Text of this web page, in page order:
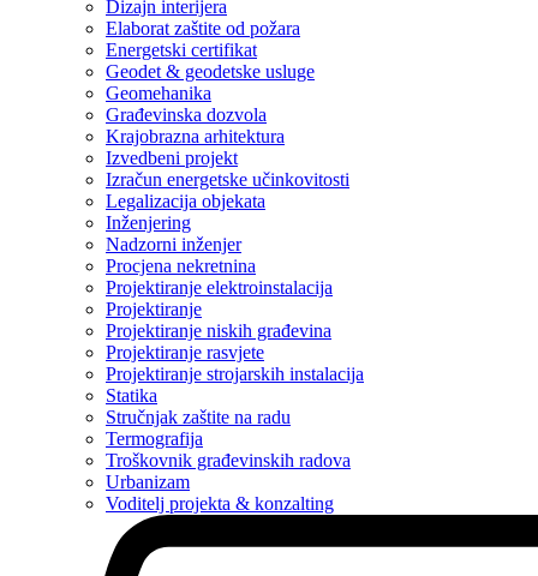
Dizajn interijera
Elaborat zaštite od požara
Energetski certifikat
Geodet & geodetske usluge
Geomehanika
Građevinska dozvola
Krajobrazna arhitektura
Izvedbeni projekt
Izračun energetske učinkovitosti
Legalizacija objekata
Inženjering
Nadzorni inženjer
Procjena nekretnina
Projektiranje elektroinstalacija
Projektiranje
Projektiranje niskih građevina
Projektiranje rasvjete
Projektiranje strojarskih instalacija
Statika
Stručnjak zaštite na radu
Termografija
Troškovnik građevinskih radova
Urbanizam
Voditelj projekta & konzalting